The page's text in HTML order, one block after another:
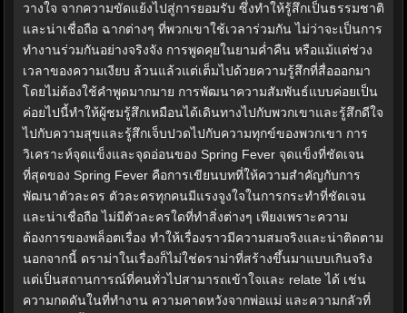
วางใจ จากความขัดแย้งไปสู่การยอมรับ ซึ่งทำให้รู้สึกเป็นธรรมชาติ
และน่าเชื่อถือ ฉากต่างๆ ที่พวกเขาใช้เวลาร่วมกัน ไม่ว่าจะเป็นการ
ทำงานร่วมกันอย่างจริงจัง การพูดคุยในยามค่ำคืน หรือแม้แต่ช่วง
เวลาของความเงียบ ล้วนแล้วแต่เต็มไปด้วยความรู้สึกที่สื่อออกมา
โดยไม่ต้องใช้คำพูดมากมาย การพัฒนาความสัมพันธ์แบบค่อยเป็น
ค่อยไปนี้ทำให้ผู้ชมรู้สึกเหมือนได้เดินทางไปกับพวกเขาและรู้สึกดีใจ
ไปกับความสุขและรู้สึกเจ็บปวดไปกับความทุกข์ของพวกเขา การ
วิเคราะห์จุดแข็งและจุดอ่อนของ Spring Fever จุดแข็งที่ชัดเจน
ที่สุดของ Spring Fever คือการเขียนบทที่ให้ความสำคัญกับการ
พัฒนาตัวละคร ตัวละครทุกคนมีแรงจูงใจในการกระทำที่ชัดเจน
และน่าเชื่อถือ ไม่มีตัวละครใดที่ทำสิ่งต่างๆ เพียงเพราะความ
ต้องการของพล็อตเรื่อง ทำให้เรื่องราวมีความสมจริงและน่าติดตาม
นอกจากนี้ ดราม่าในเรื่องก็ไม่ใช่ดราม่าที่สร้างขึ้นมาแบบเกินจริง
แต่เป็นสถานการณ์ที่คนทั่วไปสามารถเข้าใจและ relate ได้ เช่น
ความกดดันในที่ทำงาน ความคาดหวังจากพ่อแม่ และความกลัวที่